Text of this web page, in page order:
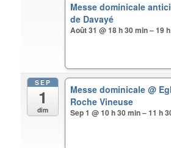
Messe dominicale
de Davayé
Août 31 @ 18 h 30 min – 19
SEP
1
dim
Messe dominicale @
Roche Vineuse
Sep 1 @ 10 h 30 min – 11 h